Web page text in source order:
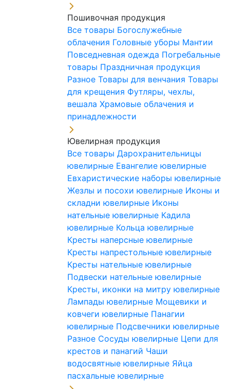
Пошивочная продукция
Все товары Богослужебные
облачения Головные уборы Мантии
Повседневная одежда Погребальные
товары Праздничная продукция
Разное Товары для венчания Товары
для крещения Футляры, чехлы,
вешала Храмовые облачения и
принадлежности
Ювелирная продукция
Все товары Дарохранительницы
ювелирные Евангелие ювелирные
Евхаристические наборы ювелирные
Жезлы и посохи ювелирные Иконы и
складни ювелирные Иконы
нательные ювелирные Кадила
ювелирные Кольца ювелирные
Кресты наперсные ювелирные
Кресты напрестольные ювелирные
Кресты нательные ювелирные
Подвески нательные ювелирные
Кресты, иконки на митру ювелирные
Лампады ювелирные Мощевики и
ковчеги ювелирные Панагии
ювелирные Подсвечники ювелирные
Разное Сосуды ювелирные Цепи для
крестов и панагий Чаши
водосвятные ювелирные Яйца
пасхальные ювелирные